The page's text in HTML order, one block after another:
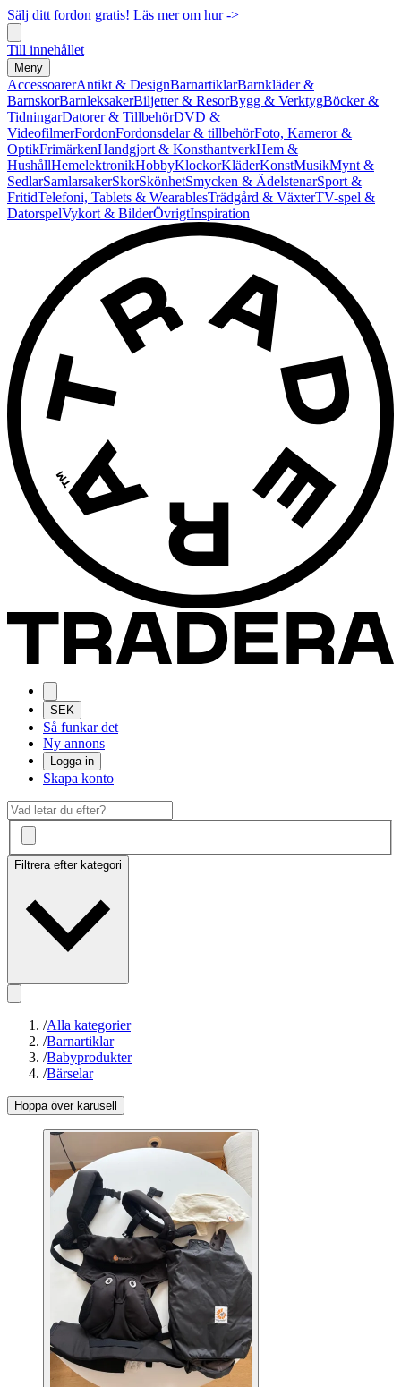
Sälj ditt fordon gratis! Läs mer om hur ->
Till innehållet
Meny
AccessoarerAntikt & DesignBarnartiklarBarnkläder &
BarnskorBarnleksakerBiljetter & ResorBygg & VerktygBöcker &
TidningarDatorer & TillbehörDVD &
VideofilmerFordonFordonsdelar & tillbehörFoto, Kameror &
OptikFrimärkenHandgjort & KonsthantverkHem &
HushållHemelektronikHobbyKlockorKläderKonstMusikMynt &
SedlarSamlarsakerSkorSkönhetSmycken & ÄdelstenarSport &
FritidTelefoni, Tablets & WearablesTrädgård & VäxterTV-spel &
DatorspelVykort & BilderÖvrigtInspiration
SEK
Så funkar det
Ny annons
Logga in
Skapa konto
Filtrera efter kategori
/Alla kategorier
/Barnartiklar
/Babyprodukter
/Bärselar
Hoppa över karusell